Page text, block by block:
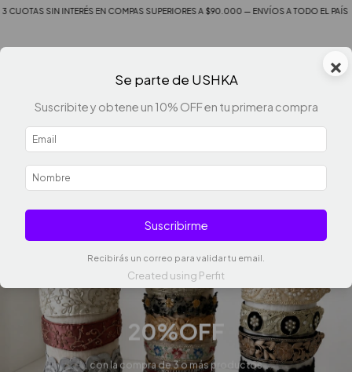
SIN INTERÉS EN COMPAS SUPERIORES A $90.000 — ENVÍOS A TODO EL PAÍS
20%OFF
con la compra de 3 o más productos
×
Se parte de USHKA
Suscribite y obtene un 10% OFF en tu primera compra
Suscribirme
Recibirás un correo para validar tu email.
Created using Perfit